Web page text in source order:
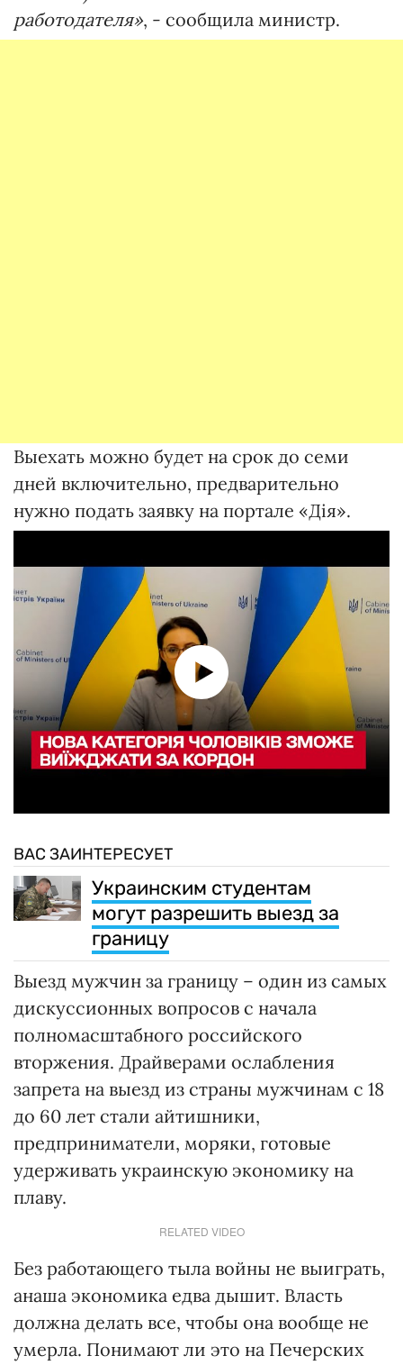
работодателя», - сообщила министр.
Выехать можно будет на срок до семи
дней включительно, предварительно
нужно подать заявку на портале «Дія».
ВАС ЗАИНТЕРЕСУЕТ
Украинским студентам
могут разрешить выезд за
границу
Выезд мужчин за границу – один из самых
дискуссионных вопросов с начала
полномасштабного российского
вторжения. Драйверами ослабления
запрета на выезд из страны мужчинам с 18
до 60 лет стали айтишники,
предприниматели, моряки, готовые
удерживать украинскую экономику на
плаву.
RELATED VIDEO
Без работающего тыла войны не выиграть,
анаша экономика едва дышит. Власть
должна делать все, чтобы она вообще не
умерла. Понимают ли это на Печерских